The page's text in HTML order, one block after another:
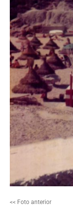
<< Foto anterior